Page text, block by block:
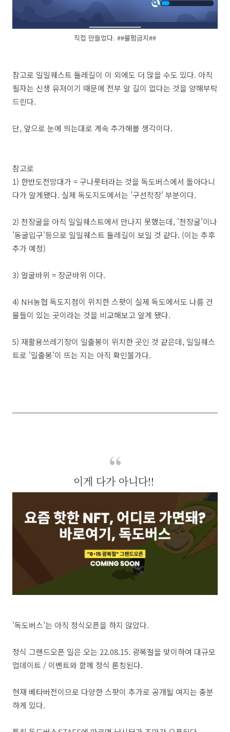
직접 만들었다. ##불펌금지##
참고로 일일퀘스트 둘레길이 이 외에도 더 많을 수도 있다. 아직
필자는 신생 유저이기 때문에 전부 알 길이 없다는 것을 양해부탁
드린다.
단, 앞으로 눈에 띄는대로 계속 추가해볼 생각이다.
참고로
1) 한반도전망대가 = 구나룻터라는 것을 독도버스에서 돌아다니
다가 알게됐다. 실제 독도지도에서는 '구선착장' 부분이다.
2) 천장굴을 아직 일일퀘스트에서 만나지 못했는데, '천장굴'이나
'동굴입구'등으로 일일퀘스트 둘레길이 보일 것 같다. (이는 추후
추가 예정)
3) 얼굴바위 = 장군바위 이다.
4) NH농협 독도지점이 위치한 스팟이 실제 독도에서도 나름 건
물들이 있는 곳이라는 것을 비교해보고 알게 됐다.
5) 재활용쓰레기장이 일출봉이 위치한 곳인 것 같은데, 일일퀘스
트로 '일출봉'이 뜨는 지는 아직 확인불가다.
이게 다가 아니다!!
'독도버스'는 아직 정식오픈을 하지 않았다.
정식 그랜드오픈 일은 오는 22.08.15. 광복절을 맞이하여 대규모
업데이트 / 이벤트와 함께 정식 론칭된다.
현재 베타버전이므로 다양한 스팟이 추가로 공개될 여지는 충분
하게 있다.